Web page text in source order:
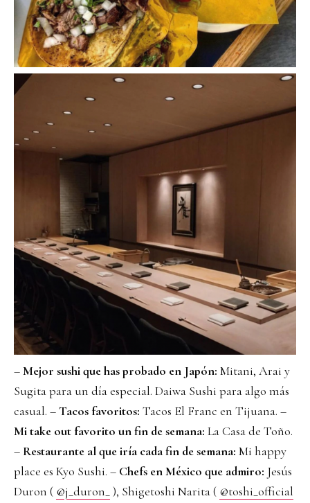
–Mejor sushi que has probado en Japón: Mitani, Arai y
Sugita para un día especial. Daiwa Sushi para algo más
casual. –Tacos favoritos: Tacos El Franc en Tijuana. –
Mi take out favorito un fin de semana: La Casa de Toño.
– Restaurante al que iría cada fin de semana: Mi happy
place es Kyo Sushi. – Chefs en México que admiro: Jesús
Duron ( @j_duron_ ), Shigetoshi Narita ( @toshi_official